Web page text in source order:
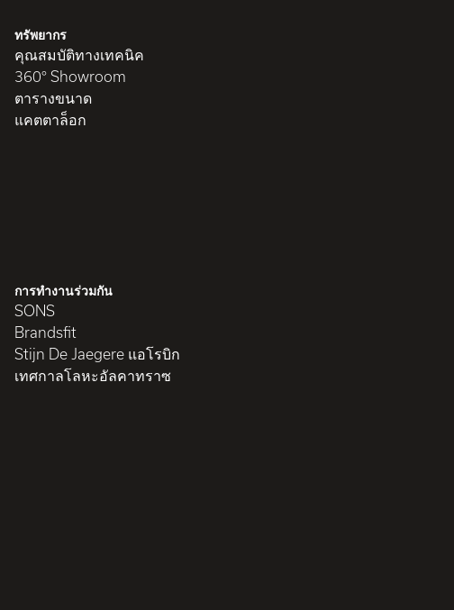
ทรัพยากร
คุณสมบัติทางเทคนิค
360° Showroom
ตารางขนาด
แคตตาล็อก
การทำงานร่วมกัน
SONS
Brandsfit
Stijn De Jaegere แอโรบิก
เทศกาลโลหะอัลคาทราซ